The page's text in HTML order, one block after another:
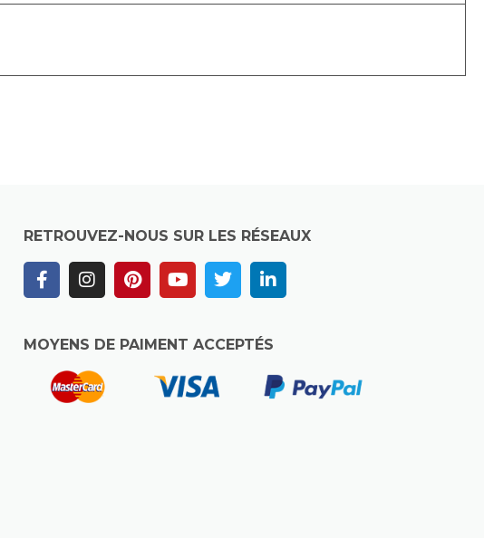
RETROUVEZ-NOUS SUR LES RÉSEAUX
MOYENS DE PAIMENT ACCEPTÉS